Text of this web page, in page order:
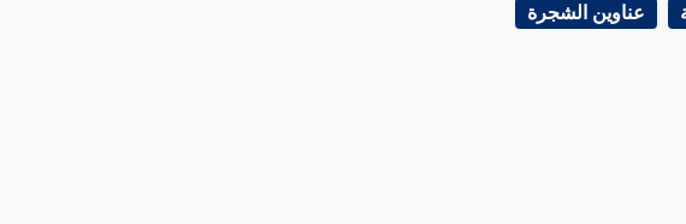
عناوين الشجرة